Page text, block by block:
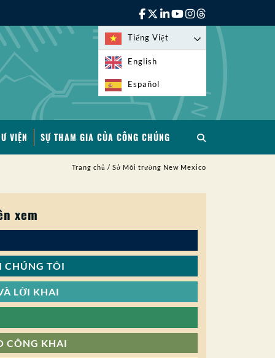
Tiếng Việt
English
Español
VIỆN SỰ THAM GIA CỦA CÔNG CHÚNG
Trang chủ / Sở Môi trường New Mexico
xem
CHÚNG TÔI
LỜI KHAI
CÔNG KHAI